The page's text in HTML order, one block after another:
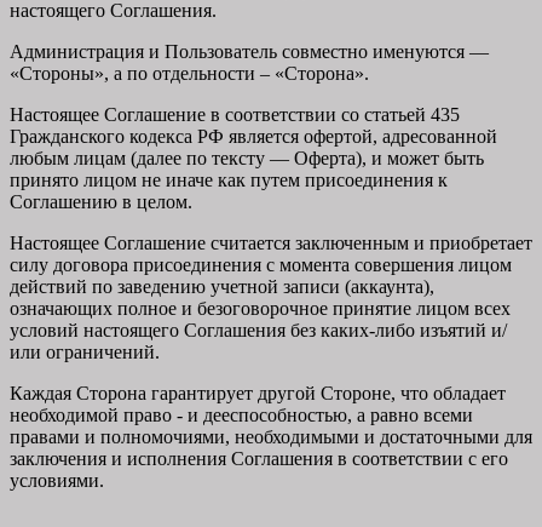
настоящего Соглашения.
Администрация и Пользователь совместно именуются —
«Стороны», а по отдельности – «Сторона».
Настоящее Соглашение в соответствии со статьей 435
Гражданского кодекса РФ является офертой, адресованной
любым лицам (далее по тексту — Оферта), и может быть
принято лицом не иначе как путем присоединения к
Соглашению в целом.
Настоящее Соглашение считается заключенным и приобретает
силу договора присоединения с момента совершения лицом
действий по заведению учетной записи (аккаунта),
означающих полное и безоговорочное принятие лицом всех
условий настоящего Соглашения без каких-либо изъятий и/
или ограничений.
Каждая Сторона гарантирует другой Стороне, что обладает
необходимой право - и дееспособностью, а равно всеми
правами и полномочиями, необходимыми и достаточными для
заключения и исполнения Соглашения в соответствии с его
условиями.